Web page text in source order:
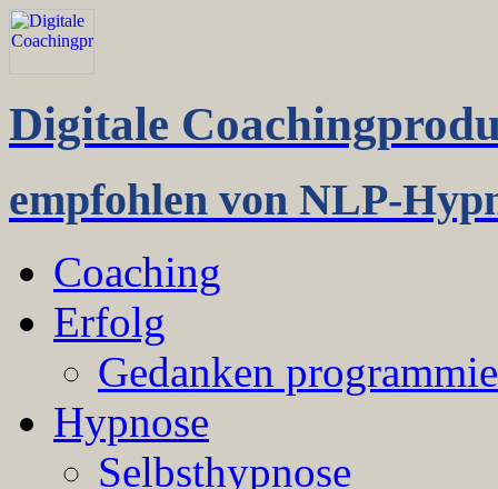
Digitale
empfohlen von NLP-
Coaching
Erfolg
Gedanken
Hypnose
Selbsthypnose